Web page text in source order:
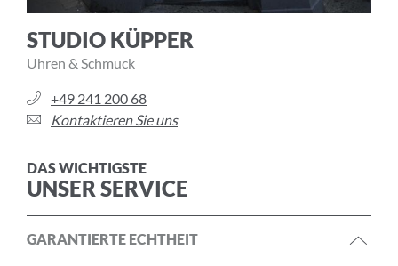
STUDIO KÜPPER
Uhren & Schmuck
+49 241 200 68
Kontaktieren Sie uns
DAS WICHTIGSTE
UNSER SERVICE
GARANTIERTE ECHTHEIT